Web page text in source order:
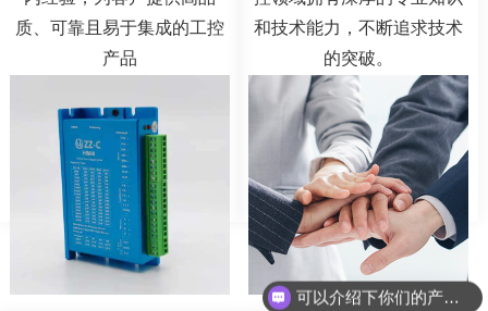
质、可靠且易于集成的工控
产品
和技术能力，不断追求技术
的突破。
可以介绍下你们的产品么
你们是怎么收费的呢